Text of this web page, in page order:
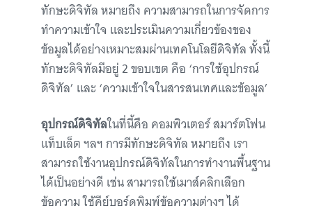
ทักษะดิจิทัล หมายถึง ความสามารถในการจัดการ
ทำความเข้าใจ และประเมินความเกี่ยวข้องของ
ข้อมูลได้อย่างเหมาะสมผ่านเทคโนโลยีดิจิทัล ทั้งนี้
ทักษะดิจิทัลมีอยู่ 2 ขอบเขต คือ ‘การใช้อุปกรณ์
ดิจิทัล’ และ ‘ความเข้าใจในสารสนเทศและข้อมูล’
อุปกรณ์ดิจิทัลในที่นี้คือ คอมพิวเตอร์ สมาร์ตโฟน
แท็บเล็ต ฯลฯ การมีทักษะดิจิทัล หมายถึง เรา
สามารถใช้งานอุปกรณ์ดิจิทัลในการทำงานพื้นฐาน
ได้เป็นอย่างดี เช่น สามารถใช้เมาส์คลิกเลือก